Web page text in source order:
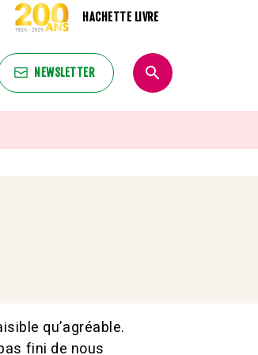
HACHETTE LIVRE
NEWSLETTER search
search
qu’agréable.
fini de nous